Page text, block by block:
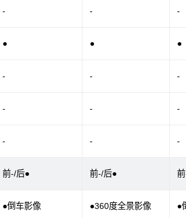
- - -
● ● ●
- - -
- - -
- - -
前-/后● 前-/后●
●倒车影像 ●360度全景影像 ●